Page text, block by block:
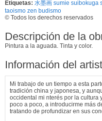
Etiquetas: 水墨画 sumie suibokuga
taoismo zen budismo
© Todos los derechos reservados
Descripción de la
Pintura a la aguada. Tinta y color.
Información del
Mi trabajo de un tiempo a esta
tradición china y japonesa, y
occidental mi nterés por la cultura
poco a poco, a introducirme más
tratando de profundizar en sus